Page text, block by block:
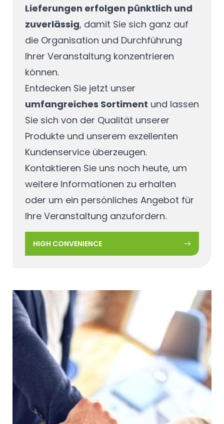
Lieferungen erfolgen pünktlich und
zuverlässig, damit Sie sich ganz auf
die Organisation und Durchführung
Ihrer Veranstaltung konzentrieren
können.
Entdecken Sie jetzt unser
umfangreiches Sortiment und lassen
Sie sich von der Qualität unserer
Produkte und unserem exzellenten
Kundenservice überzeugen.
Kontaktieren Sie uns noch heute, um
weitere Informationen zu erhalten
oder um ein persönliches Angebot für
Ihre Veranstaltung anzufordern.
HIGH CONVENIENCE